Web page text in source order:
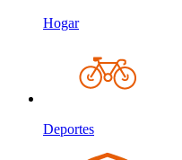
Hogar
Deportes